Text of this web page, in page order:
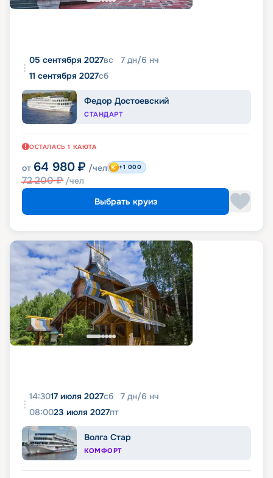
05 сентября 2027вс 7 дн/6 нч
11 сентября 2027сб
Федор Достоевский
СТАНДАРТ
ОСТАЛАСЬ 1 КАЮТА
от 64 980 ₽ /чел
72 200₽ /чел
+1 000
Выбрать круиз
14:3017 июля 2027сб 7 дн/6 нч
08:0023 июля 2027пт
Волга Стар
КОМФОРТ